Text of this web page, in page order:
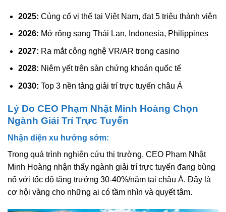
2025: Củng cố vị thế tại Việt Nam, đạt 5 triệu thành viên
2026: Mở rộng sang Thái Lan, Indonesia, Philippines
2027: Ra mắt công nghệ VR/AR trong casino
2028: Niêm yết trên sàn chứng khoán quốc tế
2030: Top 3 nền tảng giải trí trực tuyến châu Á
Lý Do CEO Phạm Nhật Minh Hoàng Chọn
Ngành Giải Trí Trực Tuyến
Nhận diện xu hướng sớm:
Trong quá trình nghiên cứu thị trường, CEO Phạm Nhật
Minh Hoàng nhận thấy ngành giải trí trực tuyến đang bùng
nổ với tốc độ tăng trưởng 30-40%/năm tại châu Á. Đây là
cơ hội vàng cho những ai có tầm nhìn và quyết tâm.